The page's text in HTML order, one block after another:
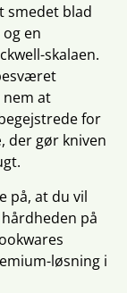
smedet blad
en
skalaen.
at
for
der gør kniven
på, at du vil
på
løsning i